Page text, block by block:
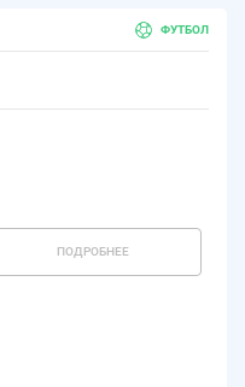
ФУТБОЛ
ПОДРОБНЕЕ